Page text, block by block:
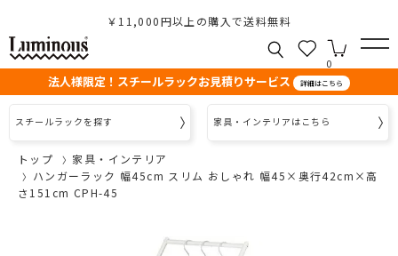
￥11,000円以上の購入で送料無料
0
法人様限定！スチールラックお見積りサービス 詳細はこちら
スチールラックを探す 家具・インテリアはこちら
トップ
家具・インテリア
ハンガーラック 幅45cm スリム おしゃれ 幅45×奥行42cm×高
さ151cm CPH-45